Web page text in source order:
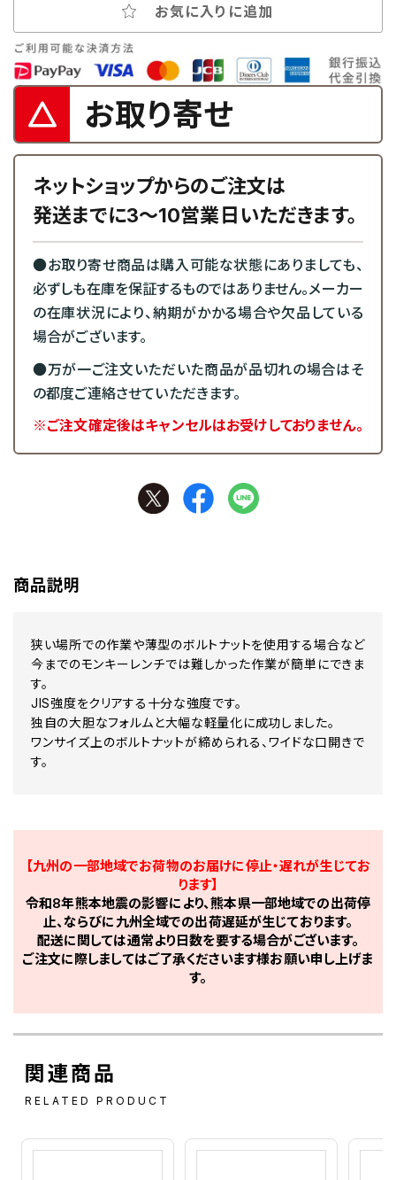
お気に入りに追加
お取り寄せ
ネットショップからのご注文は
発送までに3～10営業日いただきます。
●お取り寄せ商品は購入可能な状態にありましても、
必ずしも在庫を保証するものではありません。メーカー
の在庫状況により、納期がかかる場合や欠品している
場合がございます。
●万が一ご注文いただいた商品が品切れの場合はそ
の都度ご連絡させていただきます。
※ご注文確定後はキャンセルはお受けしておりません。
商品説明
狭い場所での作業や薄型のボルトナットを使用する場合など
今までのモンキーレンチでは難しかった作業が簡単にできま
す。
JIS強度をクリアする十分な強度です。
独自の大胆なフォルムと大幅な軽量化に成功しました。
ワンサイズ上のボルトナットが締められる、ワイドな口開きで
す。
【九州の一部地域でお荷物のお届けに停止・遅れが生じてお
ります】
令和8年熊本地震の影響により、熊本県一部地域での出荷停
止、ならびに九州全域での出荷遅延が生じております。
配送に関しては通常より日数を要する場合がございます。
ご注文に際しましてはご了承くださいます様お願い申し上げま
す。
関連商品
RELATED PRODUCT